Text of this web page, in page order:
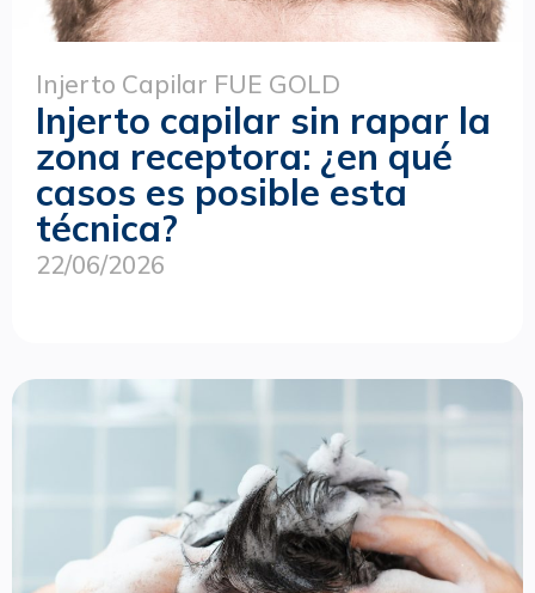
Injerto Capilar FUE GOLD
Injerto capilar sin rapar la
zona receptora: ¿en qué
casos es posible esta
técnica?
22/06/2026